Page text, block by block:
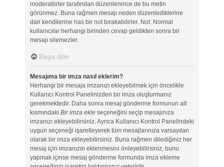
moderatörler tarafından düzenlenince de bu metin
görünmez. Buna rağmen mesajı neden düzenlediklerine
dair kendilerine has bir not bırakabilirler. Not: Normal
kullanıcılar herhangi birinden cevap geldikten sonra bir
mesajı silemezler.
Başa dön
Mesajıma bir imza nasıl eklerim?
Herhangi bir mesaja imzanızı ekleyebilmek için öncelikle
Kullanıcı Kontrol Panelinizden bir imza oluşturmanız
gerekmektedir. Daha sonra mesaj gönderme formunun alt
kısmındaki Bir imza ekleseçeneğini seçip mesajınıza
imzanızı ekleyebilirsiniz. Ayrıca Kullanıcı Kontrol Panelindeki
uygun seçeneği işaretleyerek tüm mesajlarınıza varsayılan
olarak bir imza ekleyebilirsiniz. Buna rağmen dilediğiniz her
mesaj için imzanızın eklenmesini önleyebilirsiniz, bunu
yapmak içinse mesaj gönderme formunda imza ekleme